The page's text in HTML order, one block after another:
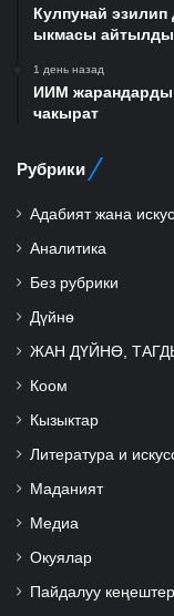
Кулпунай
ыкмасы айтылды
1 день назад
ИИМ жарандарды
чакырат
Рубрики
Адабият жана
Аналитика
Без рубрики
Дүйнө
ЖАН ДҮЙНӨ,
Коом
Кызыктар
Литература и
Маданият
Медиа
Окуялар
Пайдалуу кеңештер